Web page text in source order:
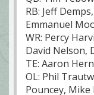
RB: Jeff
Emmanuel
WR: Percy
David Nelson,
TE: Aaron
OL: Phil
Pouncey, Mike